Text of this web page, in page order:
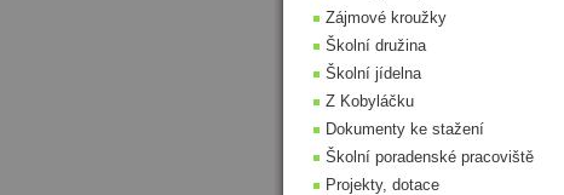
Zájmové kroužky
Školní družina
Školní jídelna
Z Kobyláčku
Dokumenty ke stažení
Školní poradenské pracoviště
Projekty, dotace